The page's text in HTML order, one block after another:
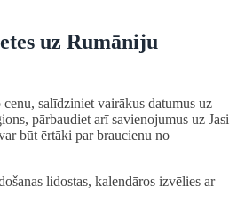
uz Rumāniju
salīdziniet vairākus datumus uz
pārbaudiet arī savienojumus uz Jasi
būt ērtāki par braucienu no
lidostas, kalendāros izvēlies ar